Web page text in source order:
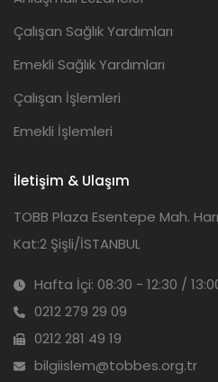
Çalışan Sağlık Yardımları
Emekli Sağlık Yardımları
Çalışan İşlemleri
Emekli İşlemleri
İletişim & Ulaşım
TOBB Plaza Esentepe Mah.
Kat:2 Şişli/İSTANBUL
Hafta İçi: 08:30 - 12:30 /
0212 279 29 09
0212 281 49 19
bilgiislem@tobbes.org.tr